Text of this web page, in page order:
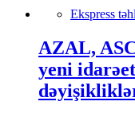
Ekspress
AZAL,
yeni